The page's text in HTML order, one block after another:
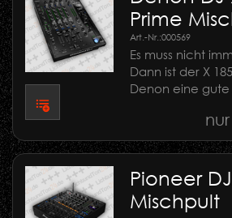
Prime
Es muss nicht
Dann ist der X
Denon eine
Art.-Nr.:000569
nur
Pioneer
Mischpult